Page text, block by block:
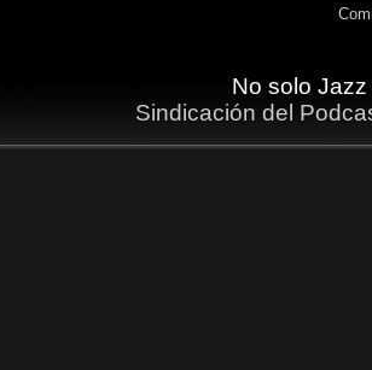
No solo
Sindicación del